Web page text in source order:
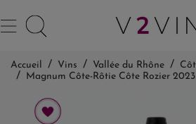
Accueil Vins Vallée du Rhône
Magnum Côte-Rôtie Côte Rozier